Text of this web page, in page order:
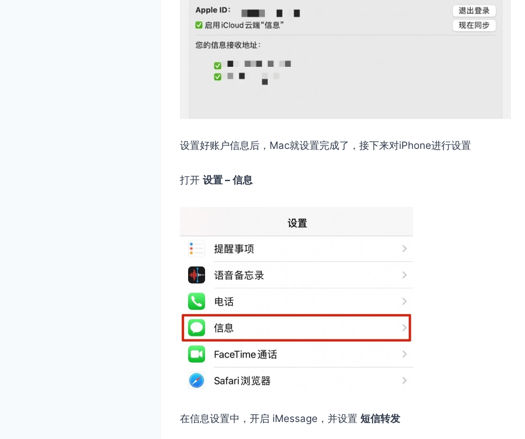
设置好账户信息后，Mac就设置完成了，接下来对iPhone进行设置
打开 设置 – 信息
在信息设置中，开启 iMessage，并设置 短信转发